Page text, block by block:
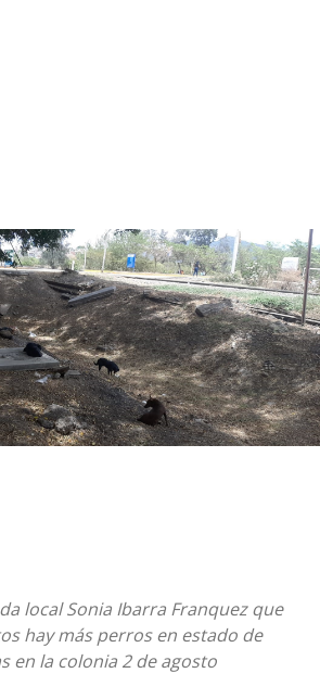
local Sonia Ibarra Franquez que
hay más perros en estado de
en la colonia 2 de agosto